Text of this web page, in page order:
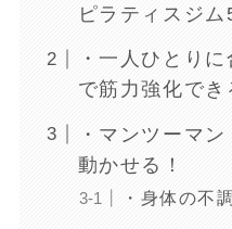
ピラティスジム
・一人ひとり
で筋力強化でき
・マンツーマ
動かせる！
・身体の不